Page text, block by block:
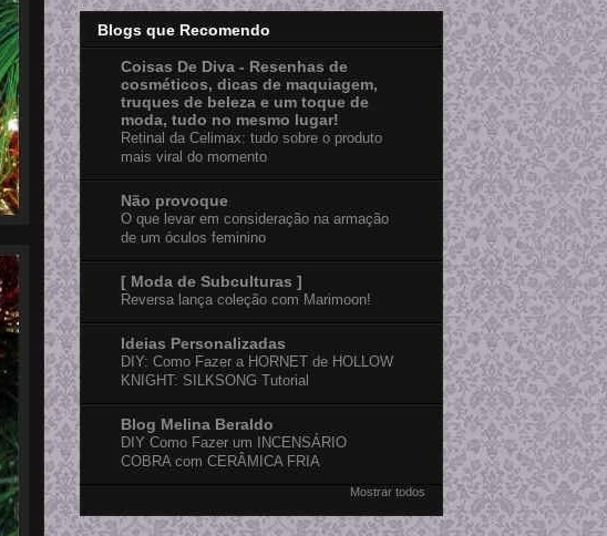
Blogs que Recomendo
Coisas De Diva - Resenhas de
cosméticos, dicas de maquiagem,
truques de beleza e um toque de
moda, tudo no mesmo lugar!
Retinal da Celimax: tudo sobre o produto
mais viral do momento
Não provoque
O que levar em consideração na armação
de um óculos feminino
[ Moda de Subculturas ]
Reversa lança coleção com Marimoon!
Ideias Personalizadas
DIY: Como Fazer a HORNET de HOLLOW
KNIGHT: SILKSONG Tutorial
Blog Melina Beraldo
DIY Como Fazer um INCENSÁRIO
COBRA com CERÂMICA FRIA
Mostrar todos